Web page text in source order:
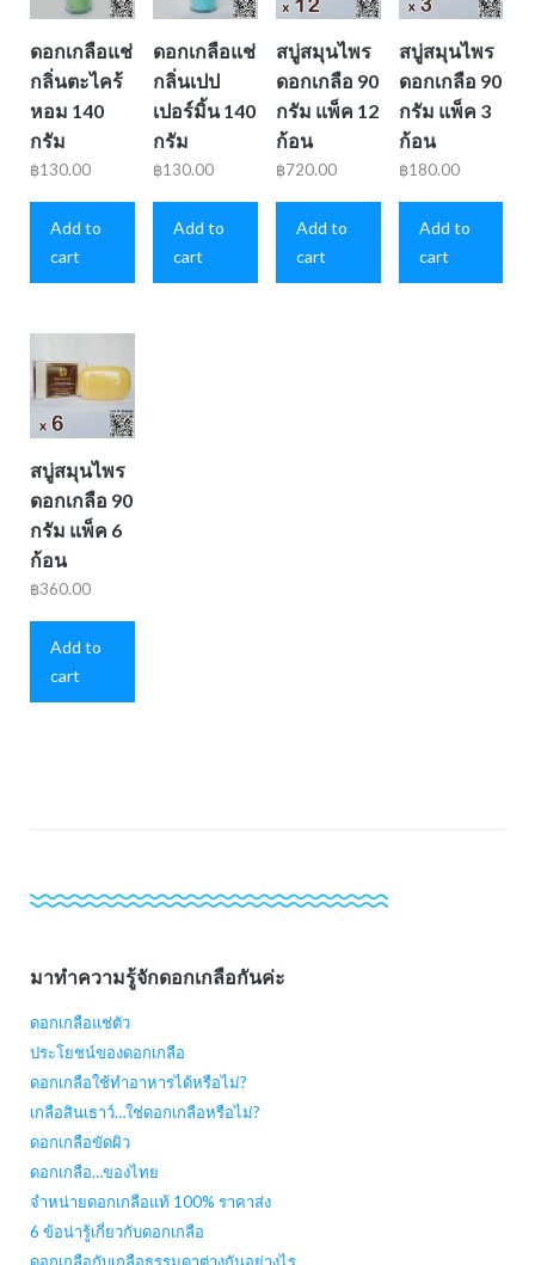
ดอกเกลือแช่
กลิ่นตะไคร้
หอม 140
กรัม
฿130.00
Add to
cart
ดอกเกลือแช่
กลิ่นเปป
เปอร์มิ้น 140
กรัม
฿130.00
Add to
cart
สบู่สมุนไพร
ดอกเกลือ 90
กรัม แพ็ค 12
ก้อน
฿720.00
Add to
cart
สบู่สมุนไพร
ดอกเกลือ 90
กรัม แพ็ค 3
ก้อน
฿180.00
Add to
cart
สบู่สมุนไพร
ดอกเกลือ 90
กรัม แพ็ค 6
ก้อน
฿360.00
Add to
cart
มาทำความรู้จักดอกเกลือกันค่ะ
ดอกเกลือแช่ตัว
ประโยชน์ของดอกเกลือ
ดอกเกลือใช้ทำอาหารได้หรือไม่?
เกลือสินเธาว์…ใช่ดอกเกลือหรือไม่?
ดอกเกลือขัดผิว
ดอกเกลือ…ของไทย
จำหน่ายดอกเกลือแท้ 100% ราคาส่ง
6 ข้อน่ารู้เกี่ยวกับดอกเกลือ